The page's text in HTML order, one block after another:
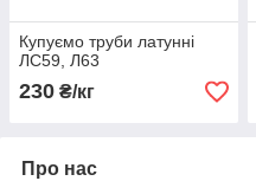
Купуємо труби латунні
ЛС59, Л63
230 ₴/кг
Про нас